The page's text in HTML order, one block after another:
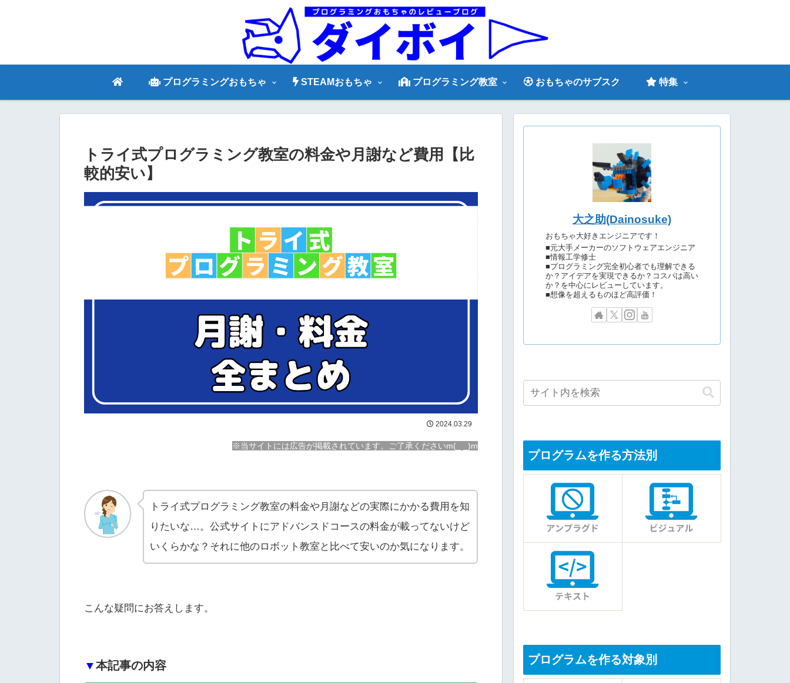
プログラミングおもちゃ STEAMおもちゃ プログラミング教室 おもちゃのサブスク 特集
トライ式プログラミング教室の料金や月謝など費用【比
較的安い】
2024.03.29
※当サイトには広告が掲載されています。ご了承くださいm(_ _)m
トライ式プログラミング教室の料金や月謝などの実際にかかる費用を知
りたいな…。公式サイトにアドバンスドコースの料金が載ってないけど
いくらかな？それに他のロボット教室と比べて安いのか気になります。
こんな疑問にお答えします。
▼本記事の内容
大之助(Dainosuke)
おもちゃ大好きエンジニアです！
■元大手メーカーのソフトウェアエンジニア
■情報工学修士
■プログラミング完全初心者でも理解できる
か？アイデアを実現できるか？コスパは高い
か？を中心にレビューしています。
■想像を超えるものほど高評価！
プログラムを作る方法別
プログラムを作る対象別